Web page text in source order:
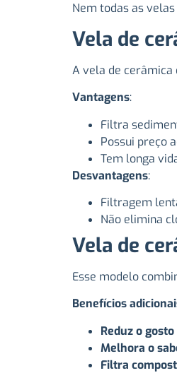
Nem todas as
Vela de
A vela de
Vantagens:
Filtra
Possui preço
Tem longa
Desvantagens:
Filtragem
Não elimina
Vela de
Esse modelo
Benefícios
Reduz o
Melhora o
Filtra